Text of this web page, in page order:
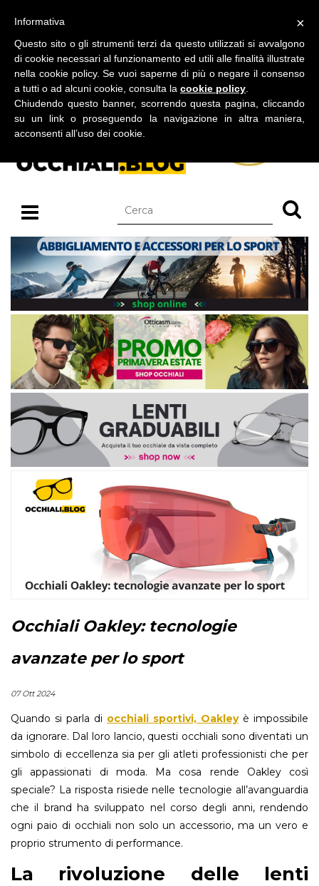
BLOG SU OCCHIALI DA SOLE E OCCHIALI DA VISTA
Occhiali Oakley: tecnologie
avanzate per lo sport
07 Ott 2024
Quando si parla di occhiali sportivi, Oakleyè impossibile
da ignorare. Dal loro lancio, questi occhiali sono diventati un
simbolo di eccellenza sia per gli atleti professionisti che per
gli appassionati di moda. Ma cosa rende Oakley così
speciale? La risposta risiede nelle tecnologie all’avanguardia
che il brand ha sviluppato nel corso degli anni, rendendo
ogni paio di occhiali non solo un accessorio, ma un vero e
proprio strumento di performance.
La rivoluzione delle lenti
×
Informativa
Questo sito o gli strumenti terzi da questo utilizzati si avvalgono
di cookie necessari al funzionamento ed utili alle finalità illustrate
nella cookie policy. Se vuoi saperne di più o negare il consenso
a tutti o ad alcuni cookie, consulta la cookie policy
Chiudendo questo banner, scorrendo questa pagina, cliccando
su un link o proseguendo la navigazione in altra maniera,
acconsenti all’uso dei cookie.